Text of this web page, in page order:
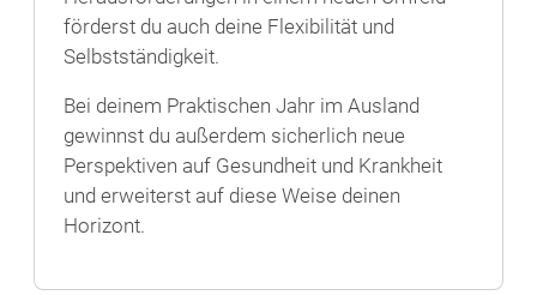
förderst du auch deine Flexibilität und
Selbstständigkeit.
Bei deinem Praktischen Jahr im Ausland
gewinnst du außerdem sicherlich neue
Perspektiven auf Gesundheit und Krankheit
und erweiterst auf diese Weise deinen
Horizont.